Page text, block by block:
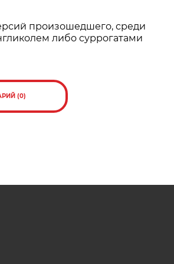
произошедшего, среди
либо суррогатами
(0)